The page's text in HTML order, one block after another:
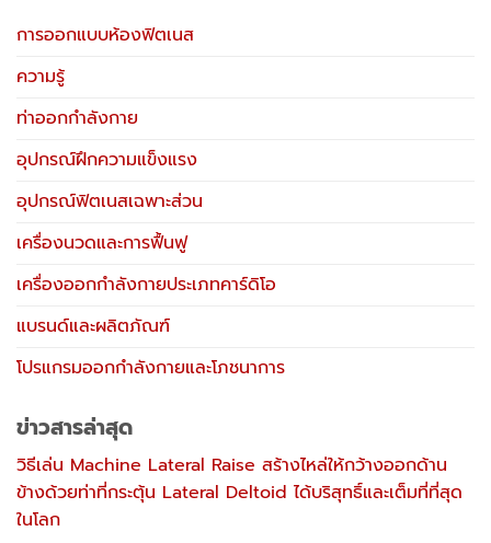
การออกแบบห้องฟิตเนส
ความรู้
ท่าออกกำลังกาย
อุปกรณ์ฝึกความแข็งแรง
อุปกรณ์ฟิตเนสเฉพาะส่วน
เครื่องนวดและการฟื้นฟู
เครื่องออกกำลังกายประเภทคาร์ดิโอ
แบรนด์และผลิตภัณฑ์
โปรแกรมออกกำลังกายและโภชนาการ
ข่าวสารล่าสุด
วิธีเล่น Machine Lateral Raise สร้างไหล่ให้กว้างออกด้าน
ข้างด้วยท่าที่กระตุ้น Lateral Deltoid ได้บริสุทธิ์และเต็มที่ที่สุด
ในโลก